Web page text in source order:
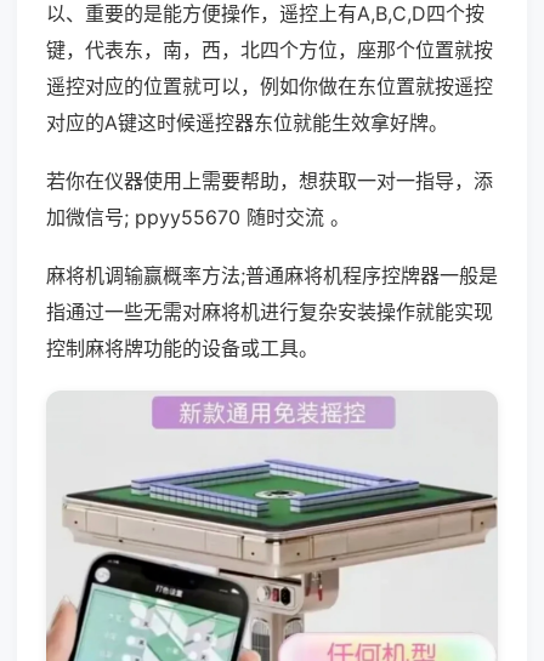
以、重要的是能方便操作，遥控上有A,B,C,D四个按
键，代表东，南，西，北四个方位，座那个位置就按
遥控对应的位置就可以，例如你做在东位置就按遥控
对应的A键这时候遥控器东位就能生效拿好牌。
若你在仪器使用上需要帮助，想获取一对一指导，添
加微信号; ppyy55670 随时交流 。
麻将机调输赢概率方法;普通麻将机程序控牌器一般是
指通过一些无需对麻将机进行复杂安装操作就能实现
控制麻将牌功能的设备或工具。